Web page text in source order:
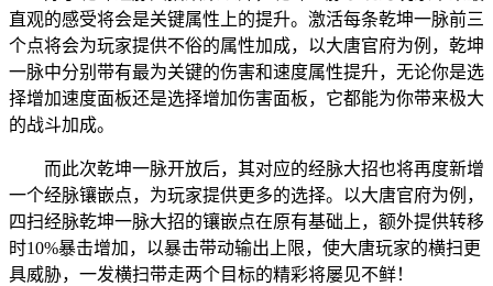
直观的感受将会是关键属性上的提升。激活每条乾坤一脉前三
个点将会为玩家提供不俗的属性加成，以大唐官府为例，乾坤
一脉中分别带有最为关键的伤害和速度属性提升，无论你是选
择增加速度面板还是选择增加伤害面板，它都能为你带来极大
的战斗加成。
而此次乾坤一脉开放后，其对应的经脉大招也将再度新增
一个经脉镶嵌点，为玩家提供更多的选择。以大唐官府为例，
四扫经脉乾坤一脉大招的镶嵌点在原有基础上，额外提供转移
时10%暴击增加，以暴击带动输出上限，使大唐玩家的横扫更
具威胁，一发横扫带走两个目标的精彩将屡见不鲜！